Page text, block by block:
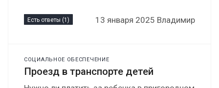
Есть ответы (1) 13 января 2025 Владимир
СОЦИАЛЬНОЕ ОБЕСПЕЧЕНИЕ
Проезд в транспорте детей